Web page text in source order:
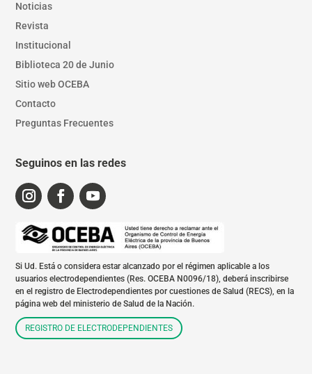
Noticias
Revista
Institucional
Biblioteca 20 de Junio
Sitio web OCEBA
Contacto
Preguntas Frecuentes
Seguinos en las redes
Si Ud. Está o considera estar alcanzado por el régimen aplicable a los
usuarios electrodependientes (Res. OCEBA N0096/18), deberá inscribirse
en el registro de Electrodependientes por cuestiones de Salud (RECS), en la
página web del ministerio de Salud de la Nación.
REGISTRO DE ELECTRODEPENDIENTES